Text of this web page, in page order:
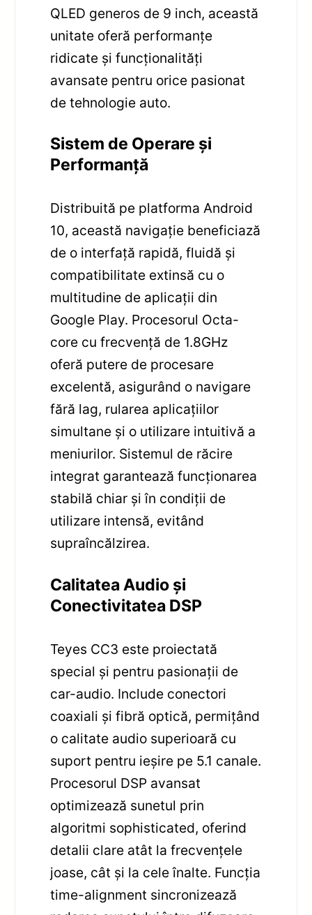
QLED generos de 9 inch, această
unitate oferă performanțe
ridicate și funcționalități
avansate pentru orice pasionat
de tehnologie auto.
Sistem de Operare și
Performanță
Distribuită pe platforma Android
10, această navigație beneficiază
de o interfață rapidă, fluidă și
compatibilitate extinsă cu o
multitudine de aplicații din
Google Play. Procesorul Octa-
core cu frecvență de 1.8GHz
oferă putere de procesare
excelentă, asigurând o navigare
fără lag, rularea aplicațiilor
simultane și o utilizare intuitivă a
meniurilor. Sistemul de răcire
integrat garantează funcționarea
stabilă chiar și în condiții de
utilizare intensă, evitând
supraîncălzirea.
Calitatea Audio și
Conectivitatea DSP
Teyes CC3 este proiectată
special și pentru pasionații de
car-audio. Include conectori
coaxiali și fibră optică, permițând
o calitate audio superioară cu
suport pentru ieșire pe 5.1 canale.
Procesorul DSP avansat
optimizează sunetul prin
algoritmi sophisticated, oferind
detalii clare atât la frecvențele
joase, cât și la cele înalte. Funcția
time-alignment sincronizează